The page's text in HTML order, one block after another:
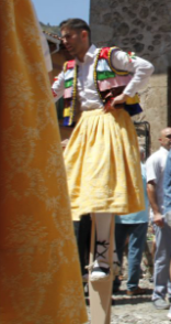
artesanías